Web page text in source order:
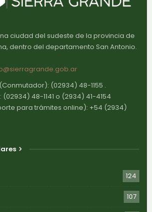
ciudad del sudeste de la provincia de
dentro del departamento San Antonio.
(02934) 48-1155 .
48-1141 o (2934) 41-4154
para trámites online): +54 (2934)
124
107